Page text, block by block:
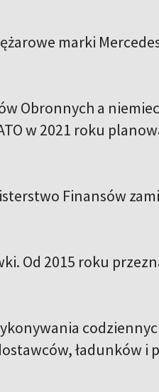
marki
Obronnych a
w 2021 roku
Finansów
Od 2015 roku
ładunków i